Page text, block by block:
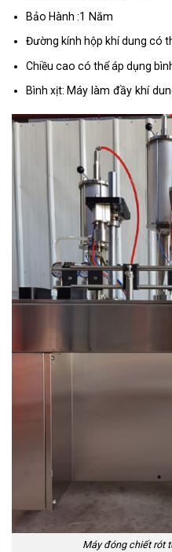
Bảo Hành :1 Năm
Đường kính hộp khí dung có
Chiều cao có thể áp dụng
Bình xịt: Máy làm đầy khí
Máy đóng chiết rót